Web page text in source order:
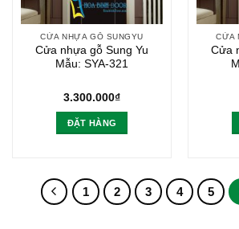
CỬA NHỰA GỖ SUNGYU
Cửa nhựa gỗ Sung Yu
Mẫu: SYA-321
3.300.000₫
ĐẶT HÀNG
CỬA
Cửa
1 2 3 4 5